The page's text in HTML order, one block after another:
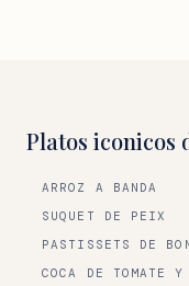
Platos iconicos
ARROZ A BANDA
SUQUET DE PEIX
PASTISSETS DE
COCA DE TOMATE Y